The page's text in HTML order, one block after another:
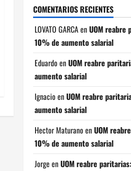
COMENTARIOS RECIENTES
LOVATO GARCAenUOM reabre
10% de aumento salarial
Eduardo enUOM reabre
aumento salarial
Ignacio enUOM reabre
aumento salarial
Hector Maturano enUOM
10% de aumento salarial
Jorge enUOM reabre